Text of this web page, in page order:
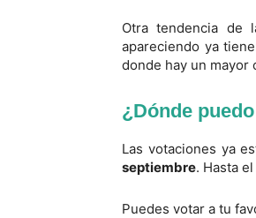
Otra tendencia de
apareciendo ya
donde hay un mayor
¿Dónde
Las votaciones ya
septiembre. Hasta
Puedes votar a tu